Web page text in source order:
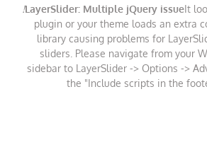
!LayerSlider: Multiple jQuery issueIt
plugin or your theme loads an extra
library causing problems for
sliders. Please navigate from your
sidebar to LayerSlider -> Options ->
the "Include scripts in the